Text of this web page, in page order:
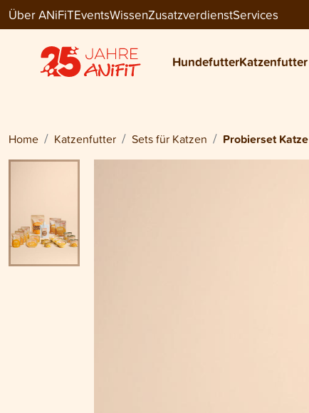
Über ANiFiTEventsWissenZusatzverdienstServices
HundefutterKatzenfutter
Cat Sets
PROBIERSET KATZE
CHF 57.30
Home Katzenfutter Sets für Katzen Probierset Katze